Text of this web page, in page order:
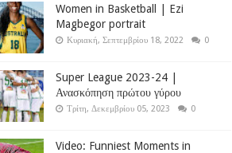
Women in Basketball | Ezi
Magbegor portrait
Κυριακή, Σεπτεμβρίου 18, 2022 0
Super League 2023-24 |
Ανασκόπηση πρώτου γύρου
Τρίτη, Δεκεμβρίου 05, 2023 0
Video: Funniest Moments in